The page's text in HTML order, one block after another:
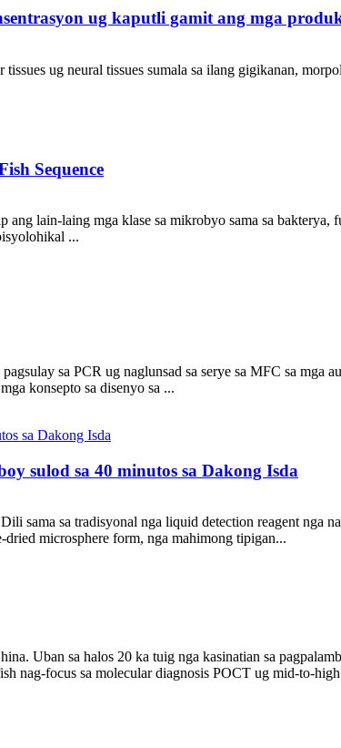
ug kaputli gamit ang mga
ug neural tissues sumala sa ilang gigikanan,
Sequence
lain-laing mga klase sa mikrobyo sama sa bakterya,
...
sa PCR ug naglunsad sa serye sa MFC sa mga
konsepto sa disenyo sa ...
sulod sa 40 minutos sa Dakong Isda
sama sa tradisyonal nga liquid detection reagent nga
dried microsphere form, nga mahimong tipigan...
Uban sa halos 20 ka tuig nga kasinatian sa
nag-focus sa molecular diagnosis POCT ug mid-to-